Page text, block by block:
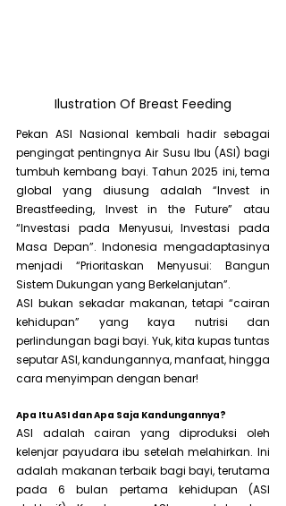
Ilustration Of Breast Feeding
Pekan ASI Nasional kembali hadir sebagai
pengingat pentingnya Air Susu Ibu (ASI) bagi
tumbuh kembang bayi. Tahun 2025 ini, tema
global yang diusung adalah “Invest in
Breastfeeding, Invest in the Future” atau
“Investasi pada Menyusui, Investasi pada
Masa Depan”. Indonesia mengadaptasinya
menjadi “Prioritaskan Menyusui: Bangun
Sistem Dukungan yang Berkelanjutan”.
ASI bukan sekadar makanan, tetapi “cairan
kehidupan” yang kaya nutrisi dan
perlindungan bagi bayi. Yuk, kita kupas tuntas
seputar ASI, kandungannya, manfaat, hingga
cara menyimpan dengan benar!
Apa Itu ASI dan Apa Saja Kandungannya?
ASI adalah cairan yang diproduksi oleh
kelenjar payudara ibu setelah melahirkan. Ini
adalah makanan terbaik bagi bayi, terutama
pada 6 bulan pertama kehidupan (ASI